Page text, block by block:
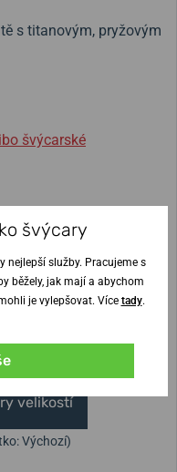
s titanovým, pryžovým
švýcarské
mm
velikostí
Výchozí)
švýcary
nejlepší služby. Pracujeme s
běžely, jak mají a abychom
je vylepšovat. Více tady.